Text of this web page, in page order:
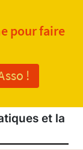
pour faire
!
et la